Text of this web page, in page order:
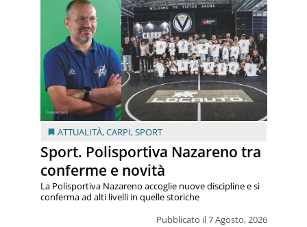
ATTUALITÀ,CARPI,SPORT
Sport. Polisportiva Nazareno tra
conferme e novità
Pubblicato il 7 Agosto, 2026
La Polisportiva Nazareno accoglie nuove discipline e si
conferma ad alti livelli in quelle storiche